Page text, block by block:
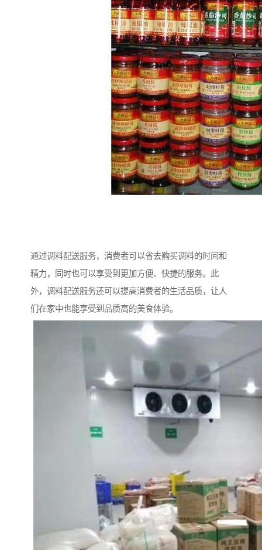
通过调料配送服务，消费者可以省去购买调料的时间和
精力，同时也可以享受到更加方便、快捷的服务。此
外，调料配送服务还可以提高消费者的生活品质，让人
们在家中也能享受到品质高的美食体验。